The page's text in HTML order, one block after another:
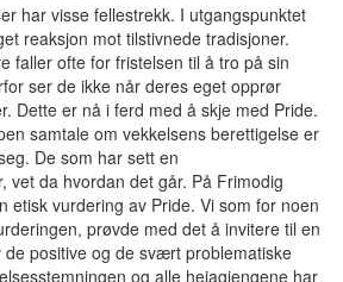
har visse fellestrekk. I utgangspunktet
reaksjon mot tilstivnede tradisjoner.
faller ofte for fristelsen til å tro på sin
ser de ikke når deres eget opprør
Dette er nå i ferd med å skje med Pride.
samtale om vekkelsens berettigelse er
De som har sett en
vet da hvordan det går. På Frimodig
etisk vurdering av Pride. Vi som for noen
prøvde med det å invitere til en
positive og de svært problematiske
og alle heiagjengene har